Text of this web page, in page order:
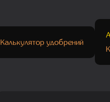
Калькулятор удобрений